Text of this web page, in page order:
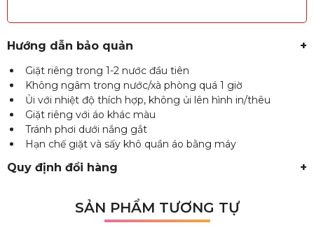
Hướng dẫn bảo quản +
Giặt riêng trong 1-2 nước đầu tiên
Không ngâm trong nước/xà phòng quá 1 giờ
Ủi với nhiệt độ thích hợp, không ủi lên hình in/thêu
Giặt riêng với áo khác màu
Tránh phơi dưới nắng gắt
Hạn chế giặt và sấy khô quần áo bằng máy
Quy định đổi hàng +
SẢN PHẨM TƯƠNG TỰ